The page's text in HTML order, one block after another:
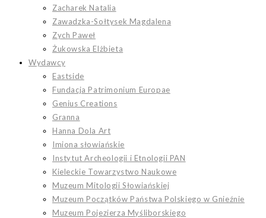
Zacharek Natalia
Zawadzka-Sołtysek Magdalena
Zych Paweł
Żukowska Elżbieta
Wydawcy
Eastside
Fundacja Patrimonium Europae
Genius Creations
Granna
Hanna Dola Art
Imiona słowiańskie
Instytut Archeologii i Etnologii PAN
Kieleckie Towarzystwo Naukowe
Muzeum Mitologii Słowiańskiej
Muzeum Początków Państwa Polskiego w Gnieźnie
Muzeum Pojezierza Myśliborskiego